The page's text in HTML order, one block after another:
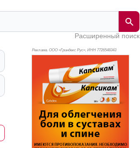
Расширенный поиск
Реклама. ООО «Гриндекс Рус», ИНН 7726548343